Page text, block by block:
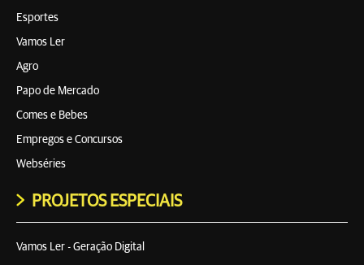
Esportes
Vamos Ler
Agro
Papo de Mercado
Comes e Bebes
Empregos e Concursos
Webséries
PROJETOS ESPECIAIS
Vamos Ler - Geração Digital